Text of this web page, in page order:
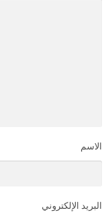
الاسم
البريد الإلكتروني